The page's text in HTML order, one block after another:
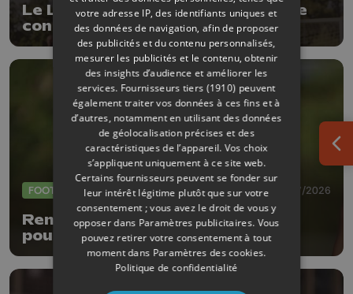
Le Liégeois Maxime Busi, en fin de
contrat avec Reims, signe à
l'Antwerp
FOOTBALL 30/07/2026
René Mitongo quitte le Standard
pour le club turc de Trabzonspor
votre adresse IP, des identifiants uniques et
des données de navigation, afin de proposer
des publicités et du contenu personnalisés,
mesurer les publicités et le contenu, obtenir
des insights d’audience et améliorer les
services. Fournisseurs tiers (1910) peuvent
également traiter vos données à ces fins et à
d’autres, notamment en utilisant des données
de géolocalisation précises et des
caractéristiques de l’appareil. Vos choix
s’appliquent uniquement à ce site web.
Certains fournisseurs peuvent se fonder sur
leur intérêt légitime plutôt que sur votre
consentement ; vous avez le droit de vous y
opposer dans Paramètres publicitaires. Vous
pouvez retirer votre consentement à tout
moment dans Paramètres des cookies.
Politique de confidentialité